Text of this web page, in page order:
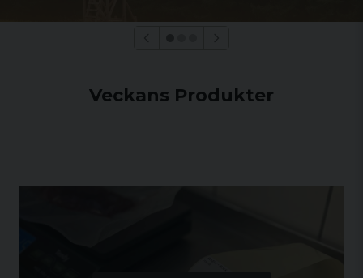
Veckans Produkter